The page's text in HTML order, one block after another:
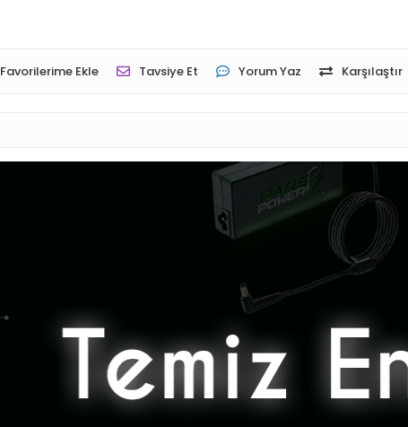
Favorilerime Ekle Tavsiye Et Yorum Yaz Karşılaştır